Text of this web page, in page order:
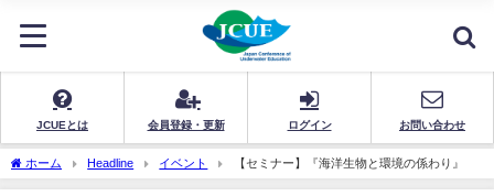
JCUEとは 会員登録・更新 ログイン お問い合わせ
ホーム Headline イベント 【セミナー】『海洋生物と環境の係わり』